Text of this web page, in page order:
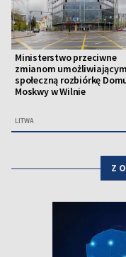
Ministerstwo przeciwne
zmianom umożliwiającym
społeczną rozbiórkę
Moskwy w Wilnie
LITWA